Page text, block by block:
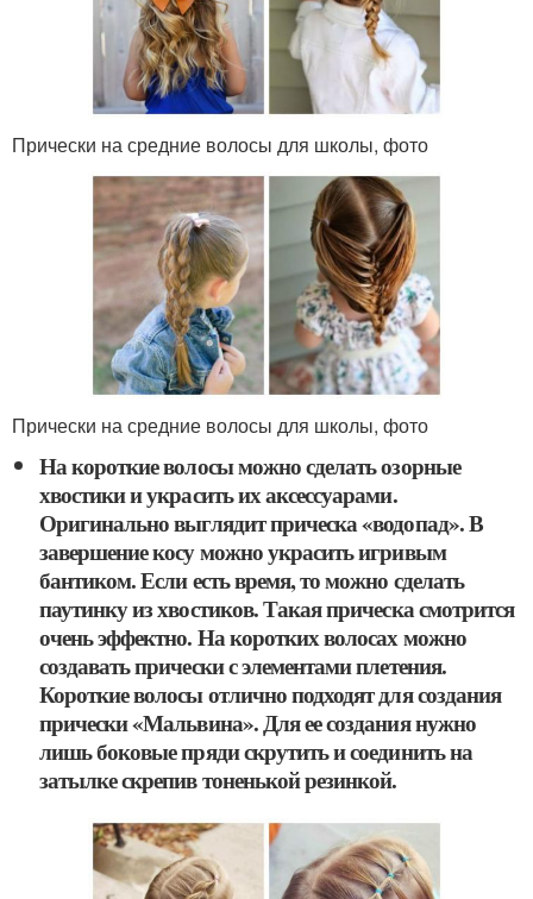
Прически на средние волосы для школы, фото
Прически на средние волосы для школы, фото
На короткие волосы можно сделать озорные
хвостики и украсить их аксессуарами.
Оригинально выглядит прическа «водопад». В
завершение косу можно украсить игривым
бантиком. Если есть время, то можно сделать
паутинку из хвостиков. Такая прическа смотрится
очень эффектно. На коротких волосах можно
создавать прически с элементами плетения.
Короткие волосы отлично подходят для создания
прически «Мальвина». Для ее создания нужно
лишь боковые пряди скрутить и соединить на
затылке скрепив тоненькой резинкой.